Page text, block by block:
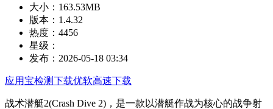
大小： 163.53MB
版本： 1.4.32
热度： 4456
星级：
发布： 2026-05-18 03:34
应用宝检测下载优软高速下载
战术潜艇2(Crash Dive 2)，是一款以潜艇作战为核心的战争射